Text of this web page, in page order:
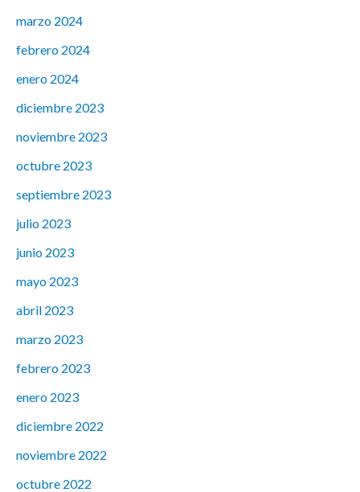
marzo 2024
febrero 2024
enero 2024
diciembre 2023
noviembre 2023
octubre 2023
septiembre 2023
julio 2023
junio 2023
mayo 2023
abril 2023
marzo 2023
febrero 2023
enero 2023
diciembre 2022
noviembre 2022
octubre 2022